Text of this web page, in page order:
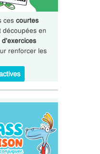
ces courtes
en
d'exercices
renforcer les